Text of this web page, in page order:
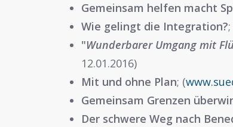
Gemeinsam helfen macht
Wie gelingt die Integration?
"Wunderbarer Umgang mit
12.01.2016)
Mit und ohne Plan; (
Gemeinsam Grenzen
Der schwere Weg nach